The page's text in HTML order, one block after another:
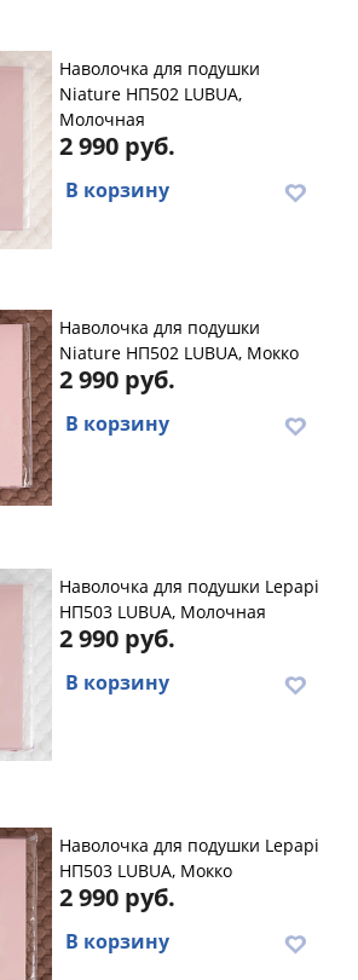
Наволочка для подушки
Niature НП502 LUBUA,
Молочная
2 990 руб.
В корзину
Наволочка для подушки
Niature НП502 LUBUA, Мокко
2 990 руб.
В корзину
Наволочка для подушки Lеpapi
НП503 LUBUA, Молочная
2 990 руб.
В корзину
Наволочка для подушки Lеpapi
НП503 LUBUA, Мокко
2 990 руб.
В корзину